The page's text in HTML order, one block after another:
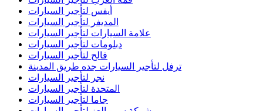
أيفس لتأجير السيارات
المديفر لتأجير السيارات
علامة السيارات لتأجير السيارات
دبلومات لتأجير السيارات
فالح لتأجير السيارات
ترفل لتأجير السيارات جده طريق المدينة
نجر لتأجير السيارات
المتحدة لتأجير السيارات
جاما لتأجير السيارات